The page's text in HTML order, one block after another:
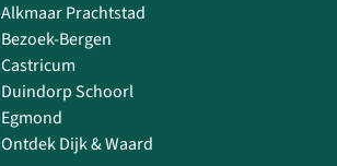
Alkmaar Prachtstad
Bezoek-Bergen
Castricum
Duindorp Schoorl
Egmond
Ontdek Dijk & Waard